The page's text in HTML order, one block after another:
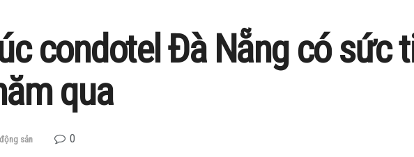
condotel Đà Nẵng có sức
qua
sản 0